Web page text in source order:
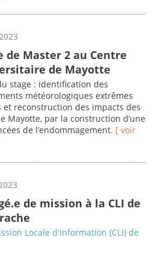
de Master 2 au Centre
de Mayotte
stage : identification des
météorologiques extrêmes
et reconstruction des impacts des
Mayotte, par la construction d’une
de l’endommagement. [ voir
de mission à la CLI de
Locale d'Information (CLI) de